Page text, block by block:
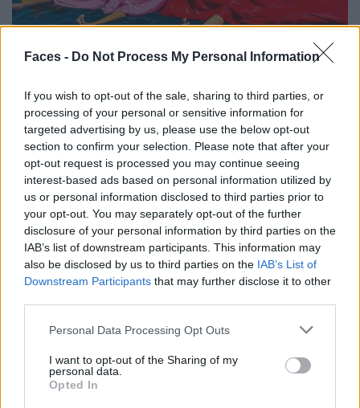
Faces - Do Not Process My Personal Information
If you wish to opt-out of the sale, sharing to third parties, or
processing of your personal or sensitive information for
targeted advertising by us, please use the below opt-out
section to confirm your selection. Please note that after your
opt-out request is processed you may continue seeing
interest-based ads based on personal information utilized by
us or personal information disclosed to third parties prior to
your opt-out. You may separately opt-out of the further
disclosure of your personal information by third parties on the
IAB’s list of downstream participants. This information may
also be disclosed by us to third parties on the IAB’s List of
Downstream Participants that may further disclose it to other
Personal Data Processing Opt Outs
I want to opt-out of the Sharing of my
personal data.
Opted In
Bunt und lebensfroh: „Tempo Bello“ von Cecilia Pignocchi
CULTURE
CULTURE